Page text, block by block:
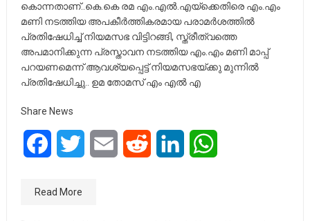
കൊന്നതാണ്..കെ.കെ രമ എം.എൽ.എയ്ക്കെതിരെ എം.എം
മണി നടത്തിയ അപകീർത്തികരമായ പരാമർശത്തിൽ
പ്രതിഷേധിച്ച് നിയമസഭ വിട്ടിറങ്ങി, സ്ത്രീത്വത്തെ
അപമാനിക്കുന്ന പ്രസ്താവന നടത്തിയ എം.എം മണി മാപ്പ്
പറയണമെന്ന് ആവശ്യപ്പെട്ട് നിയമസഭയ്ക്കു മുന്നിൽ
പ്രതിഷേധിച്ചു.. ഉമ തോമസ് എം എൽ എ
Share News
FacebookTwitter Email Reddit LinkedIn
Read More